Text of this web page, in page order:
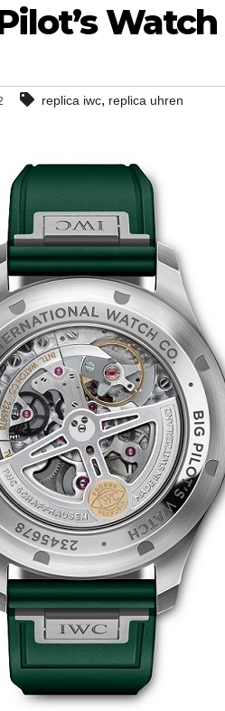
replica iwc, replica uhren